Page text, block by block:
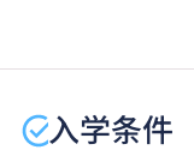
何课程、修正
学生在受训期
入学条件